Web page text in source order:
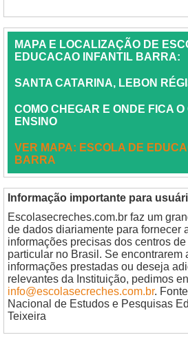
MAPA E LOCALIZAÇÃO DE
EDUCACAO INFANTIL BARRA:
SANTA CATARINA, LEBON
COMO CHEGAR E ONDE FICA O
ENSINO
VER MAPA: ESCOLA DE
BARRA
Informação importante para
Escolasecreches.com.br faz um
de dados diariamente para fornecer
informações precisas dos centros
particular no Brasil. Se encontrarem
informações prestadas ou deseja
relevantes da Instituição, pedimos
info@escolasecreches.com.br.
Nacional de Estudos e Pesquisas
Teixeira